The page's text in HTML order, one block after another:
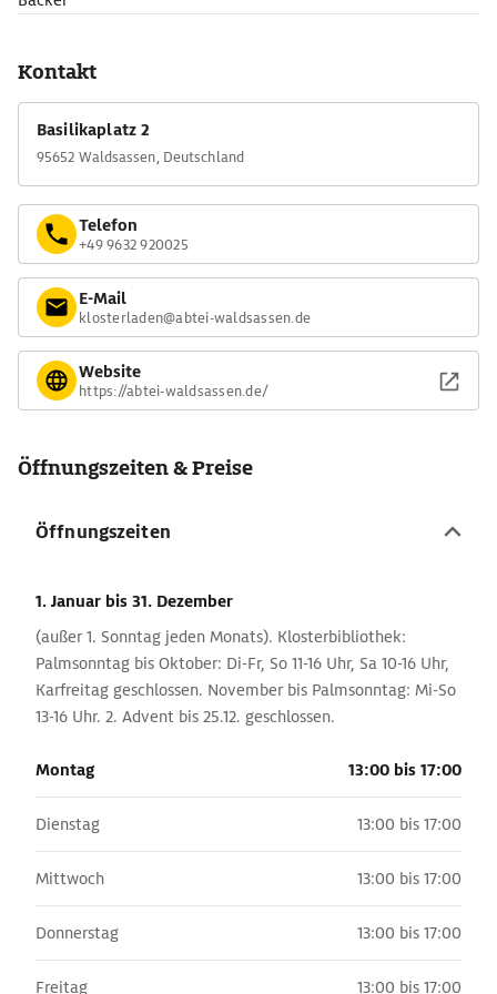
Kontakt
Basilikaplatz 2
95652 Waldsassen, Deutschland
Telefon
+49 9632 920025
E-Mail
klosterladen@abtei-waldsassen.de
Website
https://abtei-waldsassen.de/
Öffnungszeiten & Preise
Öffnungszeiten
1. Januar bis 31. Dezember
(außer 1. Sonntag jeden Monats). Klosterbibliothek:
Palmsonntag bis Oktober: Di-Fr, So 11-16 Uhr, Sa 10-16 Uhr,
Karfreitag geschlossen. November bis Palmsonntag: Mi-So
13-16 Uhr. 2. Advent bis 25.12. geschlossen.
Montag 13:00 bis 17:00
Dienstag 13:00 bis 17:00
Mittwoch 13:00 bis 17:00
Donnerstag 13:00 bis 17:00
Freitag 13:00 bis 17:00